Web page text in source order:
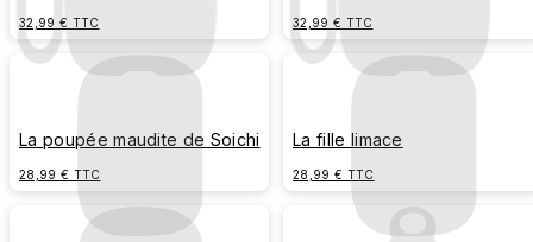
32,99 € TTC 32,99 € TTC
La poupée maudite de Soichi
28,99 € TTC
La fille limace
28,99 € TTC